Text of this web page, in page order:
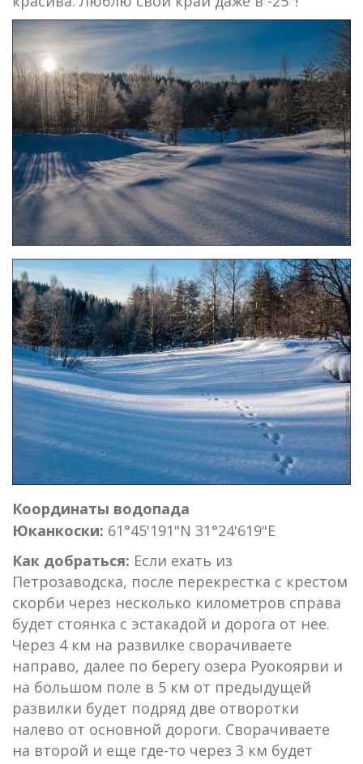
Координаты водопада
Юканкоски: 61°45'191"N 31°24'619"E
Как добраться: Если ехать из
Петрозаводска, после перекрестка с крестом
скорби через несколько километров справа
будет стоянка с эстакадой и дорога от нее.
Через 4 км на развилке сворачиваете
направо, далее по берегу озера Руокоярви и
на большом поле в 5 км от предыдущей
развилки будет подряд две отворотки
налево от основной дороги. Сворачиваете
на второй и еще где-то через 3 км будет